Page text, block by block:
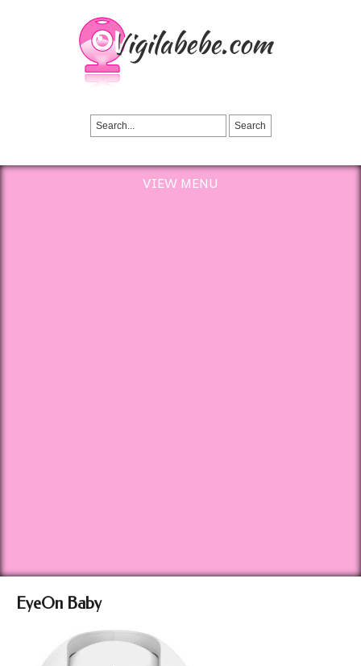
VIEW MENU
EyeOn Baby